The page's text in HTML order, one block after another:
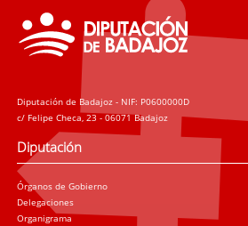
Diputación de Badajoz - NIF: P0600000D
c/ Felipe Checa, 23 - 06071 Badajoz
Diputación
Órganos de Gobierno
Delegaciones
Organigrama